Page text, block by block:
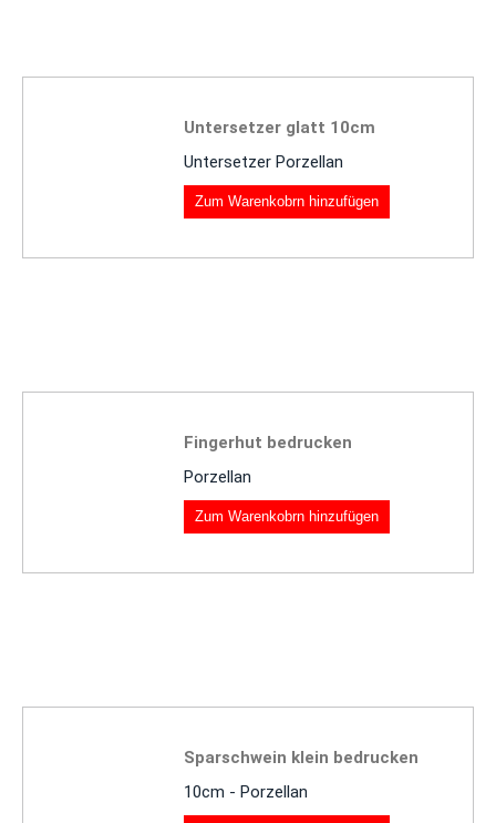
Untersetzer glatt 10cm
Untersetzer Porzellan
Zum Warenkobrn hinzufügen
Fingerhut bedrucken
Porzellan
Zum Warenkobrn hinzufügen
Sparschwein klein bedrucken
10cm - Porzellan